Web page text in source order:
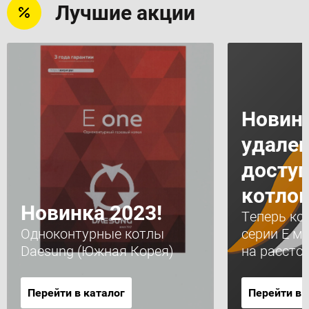
Лучшие акции
Новинка 2023!
Одноконтурные котлы
Daesung (Южная Корея)
Перейти в каталог
Теперь
серии Е
на
Перейти в